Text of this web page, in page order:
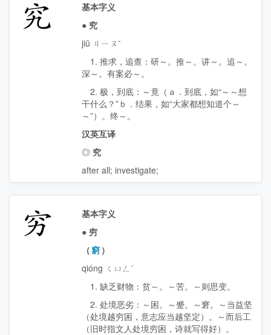
究
基本字义
● 究
jiū ㄐㄧㄡˉ
1. 推求，追查：研～。推～。讲～。追～。
深～。有案必～。
2. 极，到底：～竟（ａ．到底，如“～～想
干什么？”ｂ．结果，如“大家都想知道个～
～”）。终～。
汉英互译
◎ 究
after all; investigate;
穷
基本字义
● 穷
（窮 ）
qióng ㄑㄩㄥˊ
1. 缺乏财物：贫～。～苦。～则思变。
2. 处境恶劣：～困。～蹙。～窘。～当益坚
（处境越穷困，意志应当越坚定）。～而后工
（旧时指文人处境穷困，诗就写得好）。